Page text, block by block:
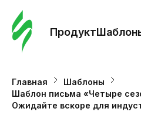
Продукт
Главная
Шаблоны
Шаблон письма «Четыре
Ожидайте вскоре для